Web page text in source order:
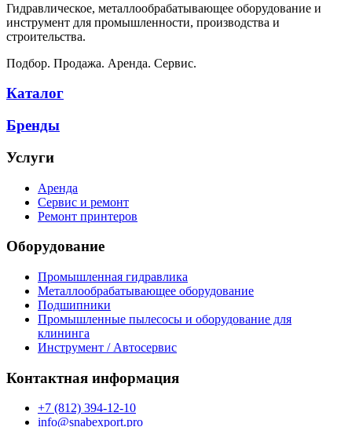
Гидравлическое, металлообрабатывающее оборудование и
инструмент для промышленности, производства и
строительства.
Подбор. Продажа. Аренда. Сервис.
Каталог
Бренды
Услуги
Аренда
Сервис и ремонт
Ремонт принтеров
Оборудование
Промышленная гидравлика
Металлообрабатывающее оборудование
Подшипники
Промышленные пылесосы и оборудование для
клининга
Инструмент / Автосервис
Контактная информация
+7 (812) 394-12-10
info@snabexport.pro